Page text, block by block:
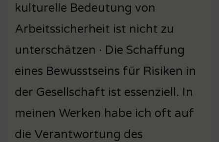
kulturelle Bedeutung von
Arbeitssicherheit ist nicht zu
unterschätzen · Die Schaffung
eines Bewusstseins für Risiken in
der Gesellschaft ist essenziell. In
meinen Werken habe ich oft auf
die Verantwortung des